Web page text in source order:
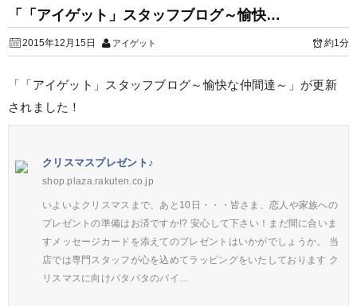
「「アイゲット」スタッフブログ～愉快…
2015年12月15日 アイゲット 約1分
「「アイゲット」スタッフブログ～愉快な仲間達～」が更新
されました！
クリスマスプレゼント♪
shop.plaza.rakuten.co.jp
いよいよクリスマスまで、あと10日・・・皆さま、恋人や家族への
プレゼントの準備はお済ですか!? 安心して下さい！まだ間に合いま
すメッセージカードを添えてのプレゼントはいかがでしょうか。 当
店では専門スタッフが心を込めてラッピングをいたしております ク
リスマスに向けバタバタのバイ…